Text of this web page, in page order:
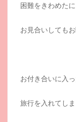
困難をきわめた
お見合いしても
お付き合いに入
旅行を入れてし